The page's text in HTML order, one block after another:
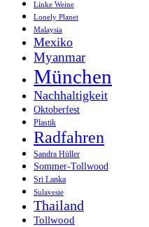
Linke Weine
Lonely Planet
Malaysia
Mexiko
Myanmar
München
Nachhaltigkeit
Oktoberfest
Plastik
Radfahren
Sandra Hüller
Sommer-Tollwood
Sri Lanka
Sulavesie
Thailand
Tollwood